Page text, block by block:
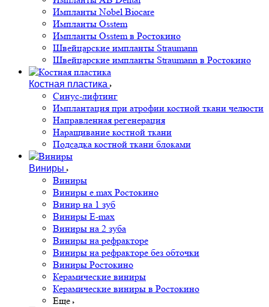
Импланты Nobel Biocare
Импланты Osstem
Импланты Osstem в Ростокино
Швейцарские импланты Straumann
Швейцарские импланты Straumann в Ростокино
Костная пластика
Cинус-лифтинг
Имплантация при атрофии костной ткани челюсти
Направленная регенерация
Наращивание костной ткани
Подсадка костной ткани блоками
Виниры
Виниры
Виниры e.max Ростокино
Винир на 1 зуб
Виниры E-max
Виниры на 2 зуба
Виниры на рефракторе
Виниры на рефракторе без обточки
Виниры Ростокино
Керамические виниры
Керамические виниры в Ростокино
Еще